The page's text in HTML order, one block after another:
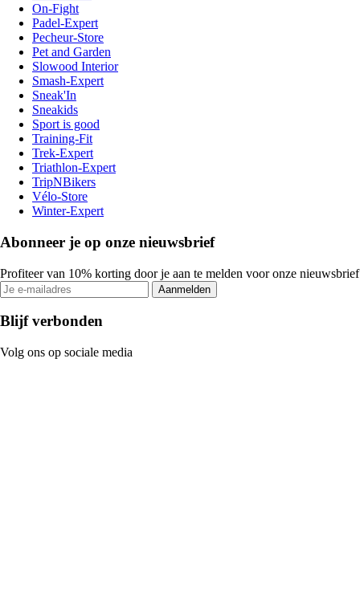
On-Fight
Padel-Expert
Pecheur-Store
Pet and Garden
Slowood Interior
Smash-Expert
Sneak'In
Sneakids
Sport is good
Training-Fit
Trek-Expert
Triathlon-Expert
TripNBikers
Vélo-Store
Winter-Expert
Abonneer je op onze nieuwsbrief
Profiteer van 10% korting door je aan te melden voor onze nieuwsbrief
Aanmelden
Blijf verbonden
Volg ons op sociale media